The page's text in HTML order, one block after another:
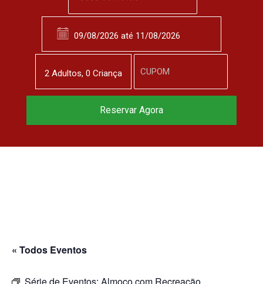
« Todos Eventos
2 Adultos, 0 Criança
Reserve agora, com
Reservar Agora